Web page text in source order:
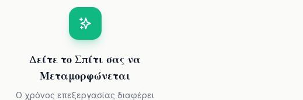
Δείτε το Σπίτι σας να
Μεταμορφώνεται
Ο χρόνος επεξεργασίας διαφέρει